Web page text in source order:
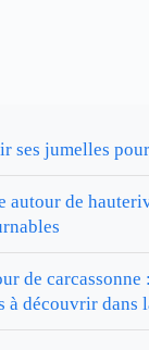
ses jumelles
autour de
de carcassonne
à découvrir dans